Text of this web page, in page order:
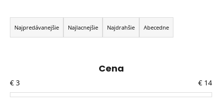
R
a
d
i
e
Najpredávanejšie Najlacnejšie Najdrahšie Abecedne
Cena
€ 3 € 14